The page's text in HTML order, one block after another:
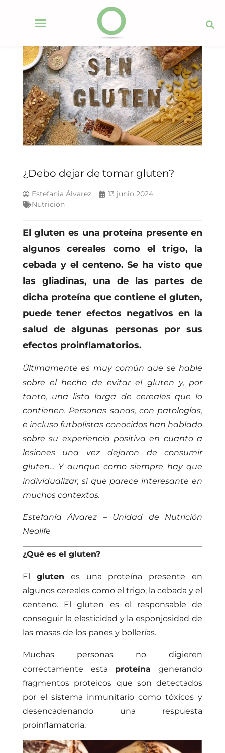
¿Debo dejar de tomar gluten?
Estefania Álvarez
13 junio 2024
Nutrición
El gluten es una proteína presente en
algunos cereales como el trigo, la
cebada y el centeno. Se ha visto que
las gliadinas, una de las partes de
dicha proteína que contiene el gluten,
puede tener efectos negativos en la
salud de algunas personas por sus
efectos proinflamatorios.
Últimamente es muy común que se hable
sobre el hecho de evitar el gluten y, por
tanto, una lista larga de cereales que lo
contienen. Personas sanas, con patologías,
e incluso futbolistas conocidos han hablado
sobre su experiencia positiva en cuanto a
lesiones una vez dejaron de consumir
gluten… Y aunque como siempre hay que
individualizar, sí que parece interesante en
muchos contextos.
Estefanía Álvarez – Unidad de Nutrición
Neolife
¿Qué es el gluten?
El gluten es una proteína presente en
algunos cereales como el trigo, la cebada y el
centeno. El gluten es el responsable de
conseguir la elasticidad y la esponjosidad de
las masas de los panes y bollerías.
Muchas personas no digieren
correctamente esta proteína generando
fragmentos proteicos que son detectados
por el sistema inmunitario como tóxicos y
desencadenando una respuesta
proinflamatoria.